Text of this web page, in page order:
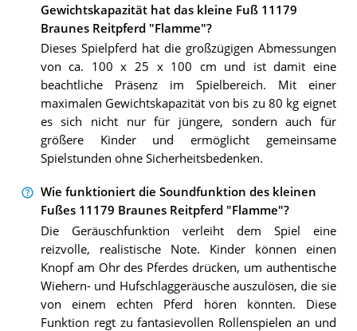
Gewichtskapazität hat das kleine Fuß 11179
Braunes Reitpferd "Flamme"?
Dieses Spielpferd hat die großzügigen Abmessungen
von ca. 100 x 25 x 100 cm und ist damit eine
beachtliche Präsenz im Spielbereich. Mit einer
maximalen Gewichtskapazität von bis zu 80 kg eignet
es sich nicht nur für jüngere, sondern auch für
größere Kinder und ermöglicht gemeinsame
Spielstunden ohne Sicherheitsbedenken.
Wie funktioniert die Soundfunktion des kleinen
Fußes 11179 Braunes Reitpferd "Flamme"?
Die Geräuschfunktion verleiht dem Spiel eine
reizvolle, realistische Note. Kinder können einen
Knopf am Ohr des Pferdes drücken, um authentische
Wiehern- und Hufschlaggeräusche auszulösen, die sie
von einem echten Pferd hören könnten. Diese
Funktion regt zu fantasievollen Rollenspielen an und